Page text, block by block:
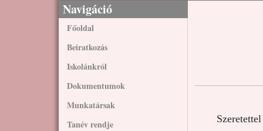
Navigáció
Főoldal
Beiratkozás
Iskolánkról
Dokumentumok
Munkatársak
Tanév rendje